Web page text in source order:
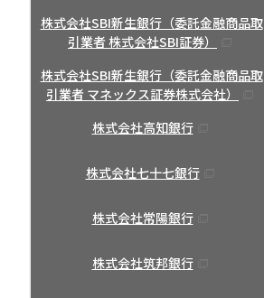
株式会社SBI新生銀行（委託金融商品取
引業者 株式会社SBI証券）
株式会社SBI新生銀行（委託金融商品取
引業者 マネックス証券株式会社）
株式会社高知銀行
株式会社七十七銀行
株式会社常陽銀行
株式会社筑邦銀行